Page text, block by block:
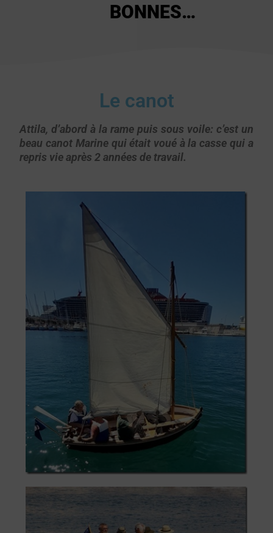
BONNES…
Le canot
Attila, d’abord à la rame puis sous voile: c’est un
beau canot Marine qui était voué à la casse qui a
repris vie après 2 années de travail.